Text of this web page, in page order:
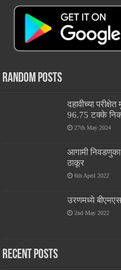
Random Posts
दहावीच्या
96.75 टक्के
27th May 2024
आगामी
ठाकूर
6th April 2022
उरणमध्ये
2nd May 2022
Recent Posts